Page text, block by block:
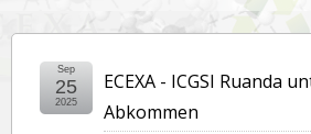
ECEXA - ICGSI Ruanda
Abkommen
Sep
25
2025